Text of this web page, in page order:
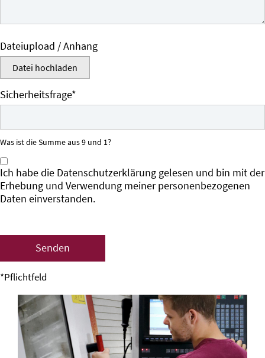
Dateiupload / Anhang
Datei hochladen
Pflichtfeld
Sicherheitsfrage*
Was ist die Summe aus 9 und 1?
Ich habe die Datenschutzerklärung gelesen und bin mit der
Erhebung und Verwendung meiner personenbezogenen
Daten einverstanden.
Senden
*Pflichtfeld